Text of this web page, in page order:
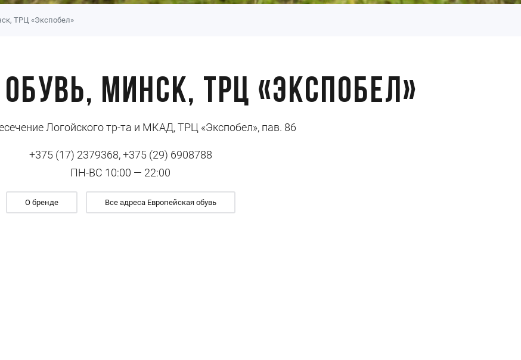
ТРЦ «Экспобел»
Минск, ТРЦ «Экспобел»
Логойского тр-та и МКАД, ТРЦ «Экспобел», пав. 86
+375 (17) 2379368, +375 (29) 6908788
ПН-ВС 10:00 — 22:00
О бренде Все адреса Европейская обувь